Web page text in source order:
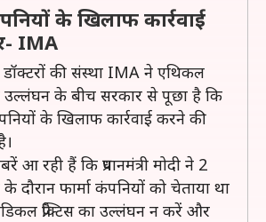
के खिलाफ कार्रवाई
IMA
की संस्था IMA ने एथिकल
उल्लंघन के बीच सरकार से पूछा है कि
के खिलाफ कार्रवाई करने की
रही हैं कि प्रधानमंत्री मोदी ने 2
फार्मा कंपनियों को चेताया था
प्रैक्टिस का उल्लंघन न करें और